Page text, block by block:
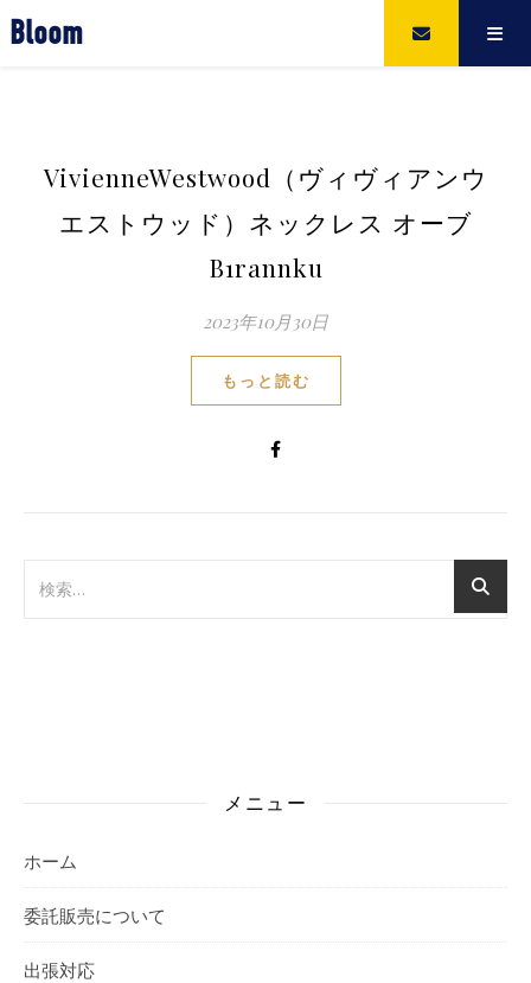
Bloom
VivienneWestwood（ヴィヴィアンウ
エストウッド）ネックレス オーブ
B1rannku
2023年10月30日
もっと読む
メニュー
ホーム
委託販売について
出張対応